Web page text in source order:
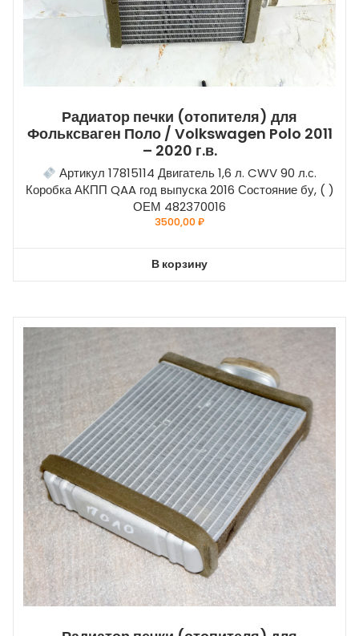
Радиатор печки (отопителя) для
Фольксваген Поло / Volkswagen Polo 2011
– 2020 г.в.
Артикул 17815114 Двигатель 1,6 л. CWV 90 л.с.
Коробка АКПП QAA год выпуска 2016 Состояние бу, ( )
ОЕМ 482370016
3500,00₽
В корзину